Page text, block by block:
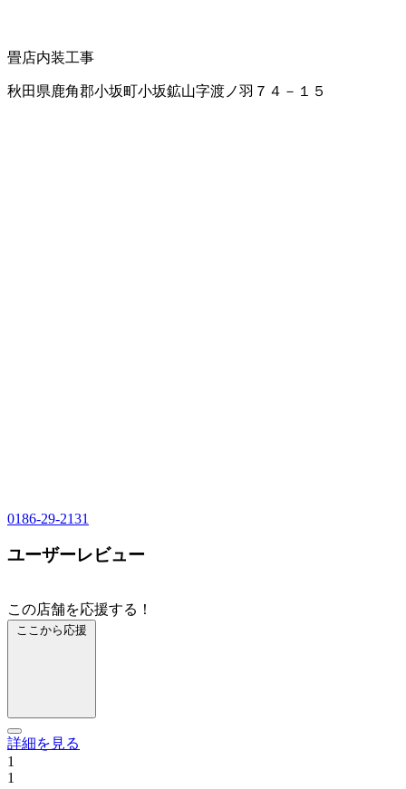
畳店内装工事
秋田県鹿角郡小坂町小坂鉱山字渡ノ羽７４－１５
0186-29-2131
ユーザーレビュー
この店舗を応援する！
ここから応援
詳細を見る
1
1